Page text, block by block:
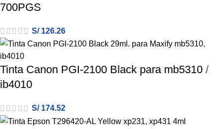
700PGS
S/126.26
Tinta Canon PGI-2100 Black para mb5310 /
ib4010
S/174.52